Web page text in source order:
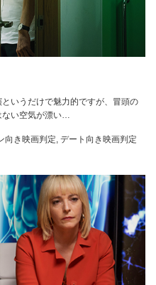
いうだけで魅力的ですが、冒頭の
い空気が漂い…
向き映画判定 デート向き映画判定